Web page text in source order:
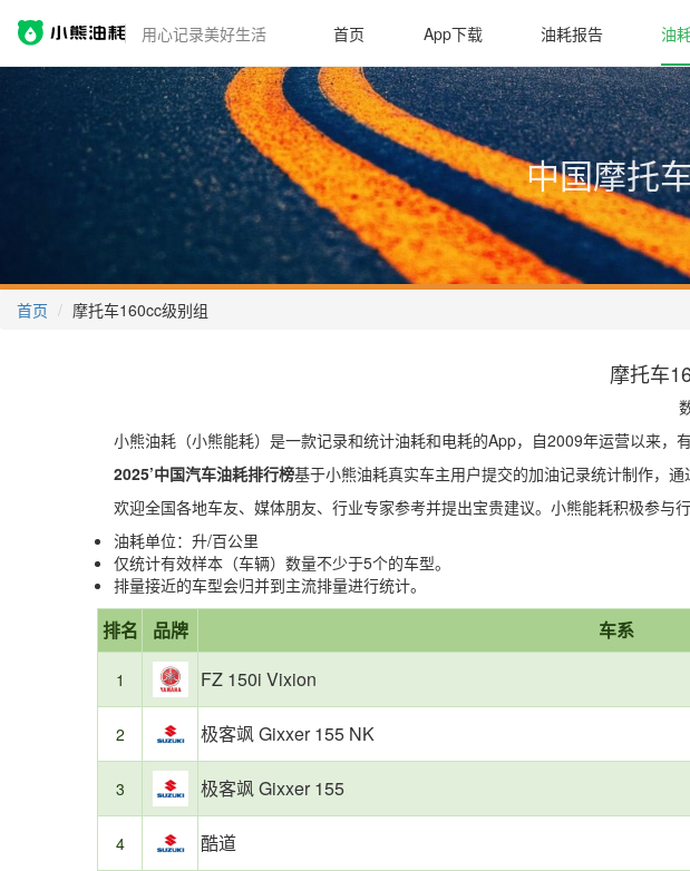
用心记录美好生活 首页 App下载 油耗报告 油
中国摩托
首页 摩托车160cc级别组
摩托车
小熊油耗（小熊能耗）是一款记录和统计油耗和电耗的App，自2009年运营以来，
2025’中国汽车油耗排行榜基于小熊油耗真实车主用户提交的加油记录统计制作，
欢迎全国各地车友、媒体朋友、行业专家参考并提出宝贵建议。小熊能耗积极参与
油耗单位：升/百公里
仅统计有效样本（车辆）数量不少于5个的车型。
排量接近的车型会归并到主流排量进行统计。
报
告
摘
要
本
榜
基
于
小
耗
真
实
上
榜
车
型
总
数：
22
款
省
油
TOP3：
第
1
名：
FZ
150i
Vixion，
油
1.99L/100km
第
2
名：
极
客
飒
Gixxer
NK，
油
耗
2.15L/100km
第
3
名：
极
客
飒
Gixxer
油
耗
2.18L/100km
油
耗
较
TOP3：
第
20
名：
Sprint
150，
油
耗
3.07L/100km
第
21
名：
Primavera
150，
油
耗
3.16L/100km
第
22
名：
Fly
150，
油
耗
3.65L/100km
榜
单
点：
摩
托
160cc
级
别
组
排名 品牌 车系
1 FZ 150i Vixion
2 极客飒 Gixxer 155 NK
3 极客飒 Gixxer 155
4 酷道